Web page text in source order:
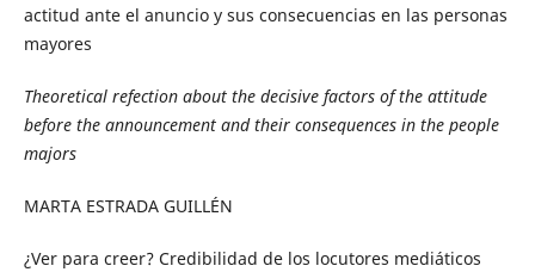
actitud ante el anuncio y sus consecuencias en las personas
mayores
Theoretical refection about the decisive factors of the attitude
before the announcement and their consequences in the people
majors
MARTA ESTRADA GUILLÉN
¿Ver para creer? Credibilidad de los locutores mediáticos